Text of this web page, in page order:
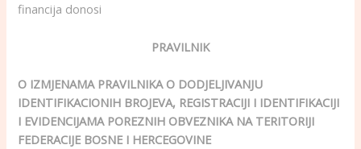
financija donosi
PRAVILNIK
O IZMJENAMA PRAVILNIKA O DODJELJIVANJU
IDENTIFIKACIONIH BROJEVA, REGISTRACIJI I IDENTIFIKACIJI
I EVIDENCIJAMA POREZNIH OBVEZNIKA NA TERITORIJI
FEDERACIJE BOSNE I HERCEGOVINE